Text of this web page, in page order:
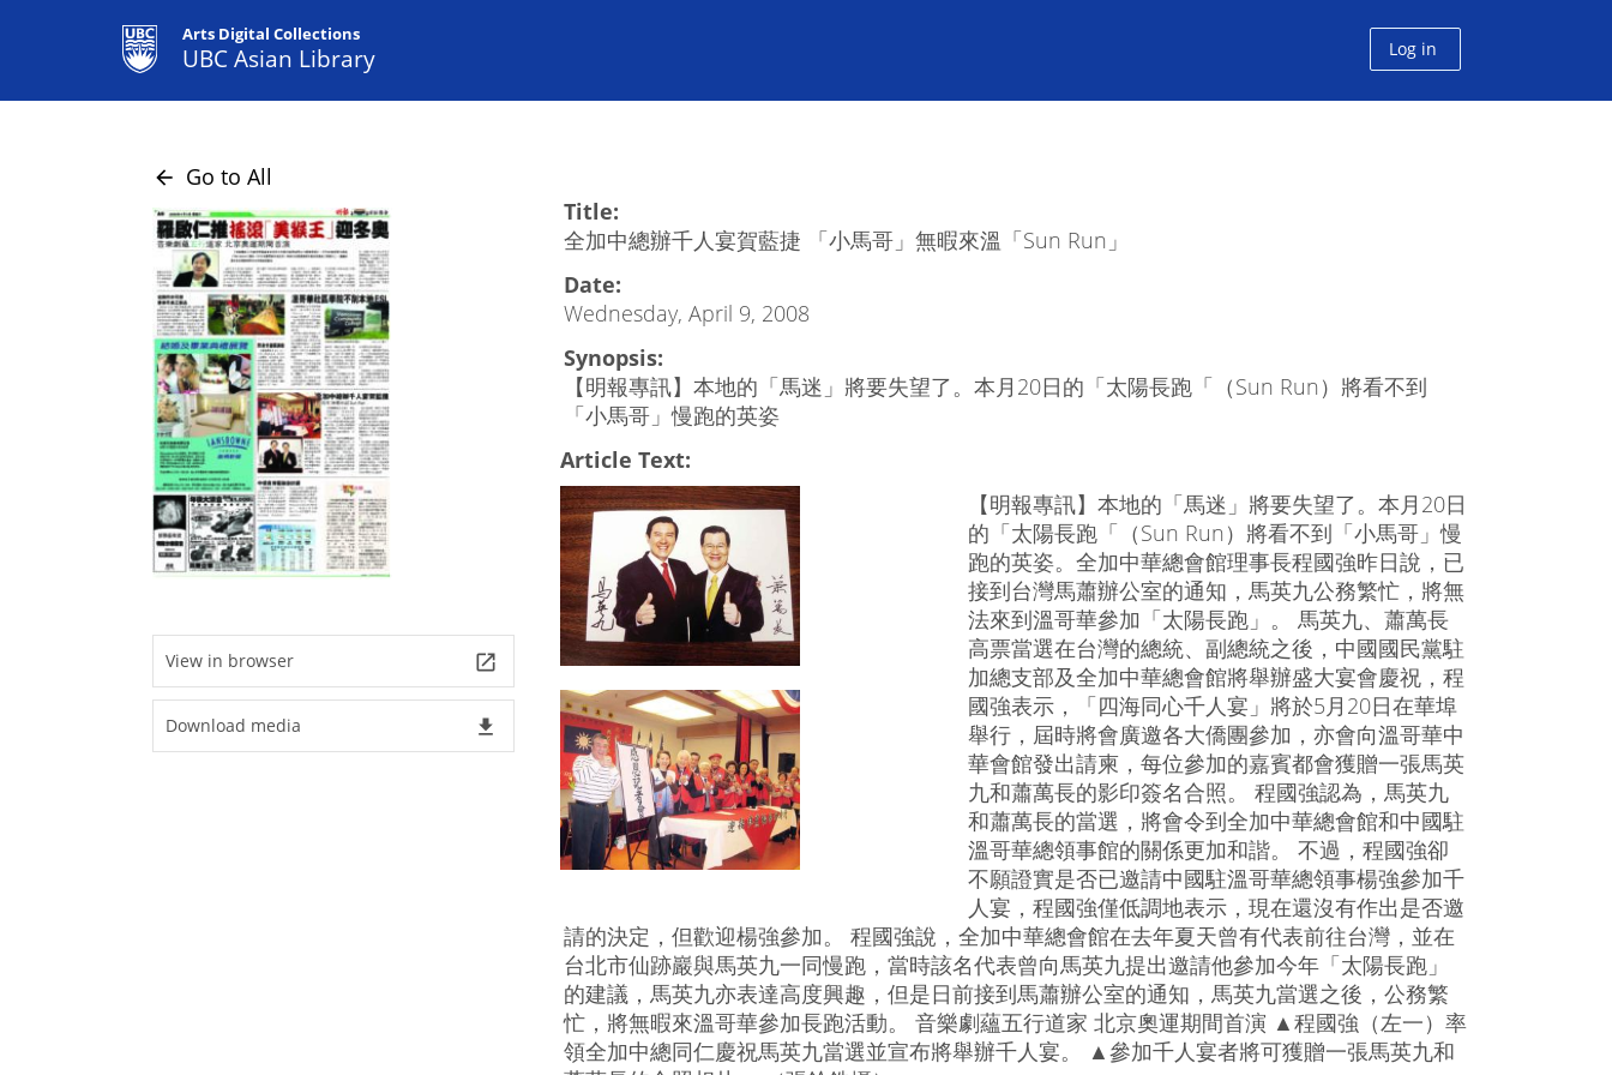
Arts Digital Collections
UBC Asian Library Log in
arrow_back Go to All
View in browser launch
Download media file_download
Title:
全加中總辦千人宴賀藍捷 「小馬哥」無暇來溫「Sun Run」
Date:
Wednesday, April 9, 2008
Synopsis:
【明報專訊】本地的「馬迷」將要失望了。本月20日的「太陽長跑「（Sun Run）將看不到
「小馬哥」慢跑的英姿
Article Text:
【明報專訊】本地的「馬迷」將要失望了。本月20日
的「太陽長跑「（Sun Run）將看不到「小馬哥」慢
跑的英姿。全加中華總會館理事長程國強昨日說，已
接到台灣馬蕭辦公室的通知，馬英九公務繁忙，將無
法來到溫哥華參加「太陽長跑」。 馬英九、蕭萬長
高票當選在台灣的總統、副總統之後，中國國民黨駐
加總支部及全加中華總會館將舉辦盛大宴會慶祝，程
國強表示，「四海同心千人宴」將於5月20日在華埠
舉行，屆時將會廣邀各大僑團參加，亦會向溫哥華中
華會館發出請柬，每位參加的嘉賓都會獲贈一張馬英
九和蕭萬長的影印簽名合照。 程國強認為，馬英九
和蕭萬長的當選，將會令到全加中華總會館和中國駐
溫哥華總領事館的關係更加和諧。 不過，程國強卻
不願證實是否已邀請中國駐溫哥華總領事楊強參加千
人宴，程國強僅低調地表示，現在還沒有作出是否邀
請的決定，但歡迎楊強參加。 程國強說，全加中華總會館在去年夏天曾有代表前往台灣，並在
台北市仙跡巖與馬英九一同慢跑，當時該名代表曾向馬英九提出邀請他參加今年「太陽長跑」
的建議，馬英九亦表達高度興趣，但是日前接到馬蕭辦公室的通知，馬英九當選之後，公務繁
忙，將無暇來溫哥華參加長跑活動。 音樂劇蘊五行道家 北京奧運期間首演 ▲程國強（左一）率
領全加中總同仁慶祝馬英九當選並宣布將舉辦千人宴。 ▲參加千人宴者將可獲贈一張馬英九和